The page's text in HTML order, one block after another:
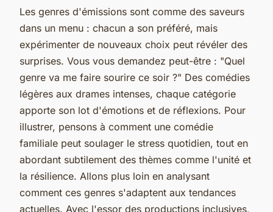
Les genres d'émissions sont comme des saveurs
dans un menu : chacun a son préféré, mais
expérimenter de nouveaux choix peut révéler des
surprises. Vous vous demandez peut-être : "Quel
genre va me faire sourire ce soir ?" Des comédies
légères aux drames intenses, chaque catégorie
apporte son lot d'émotions et de réflexions. Pour
illustrer, pensons à comment une comédie
familiale peut soulager le stress quotidien, tout en
abordant subtilement des thèmes comme l'unité et
la résilience. Allons plus loin en analysant
comment ces genres s'adaptent aux tendances
actuelles. Avec l'essor des productions inclusives,